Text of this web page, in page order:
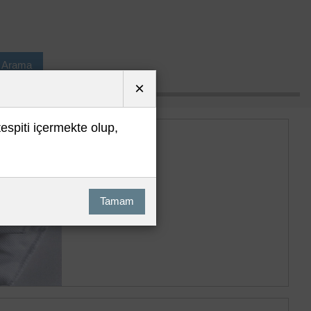
Arama
×
içermekte olup,
Tamam